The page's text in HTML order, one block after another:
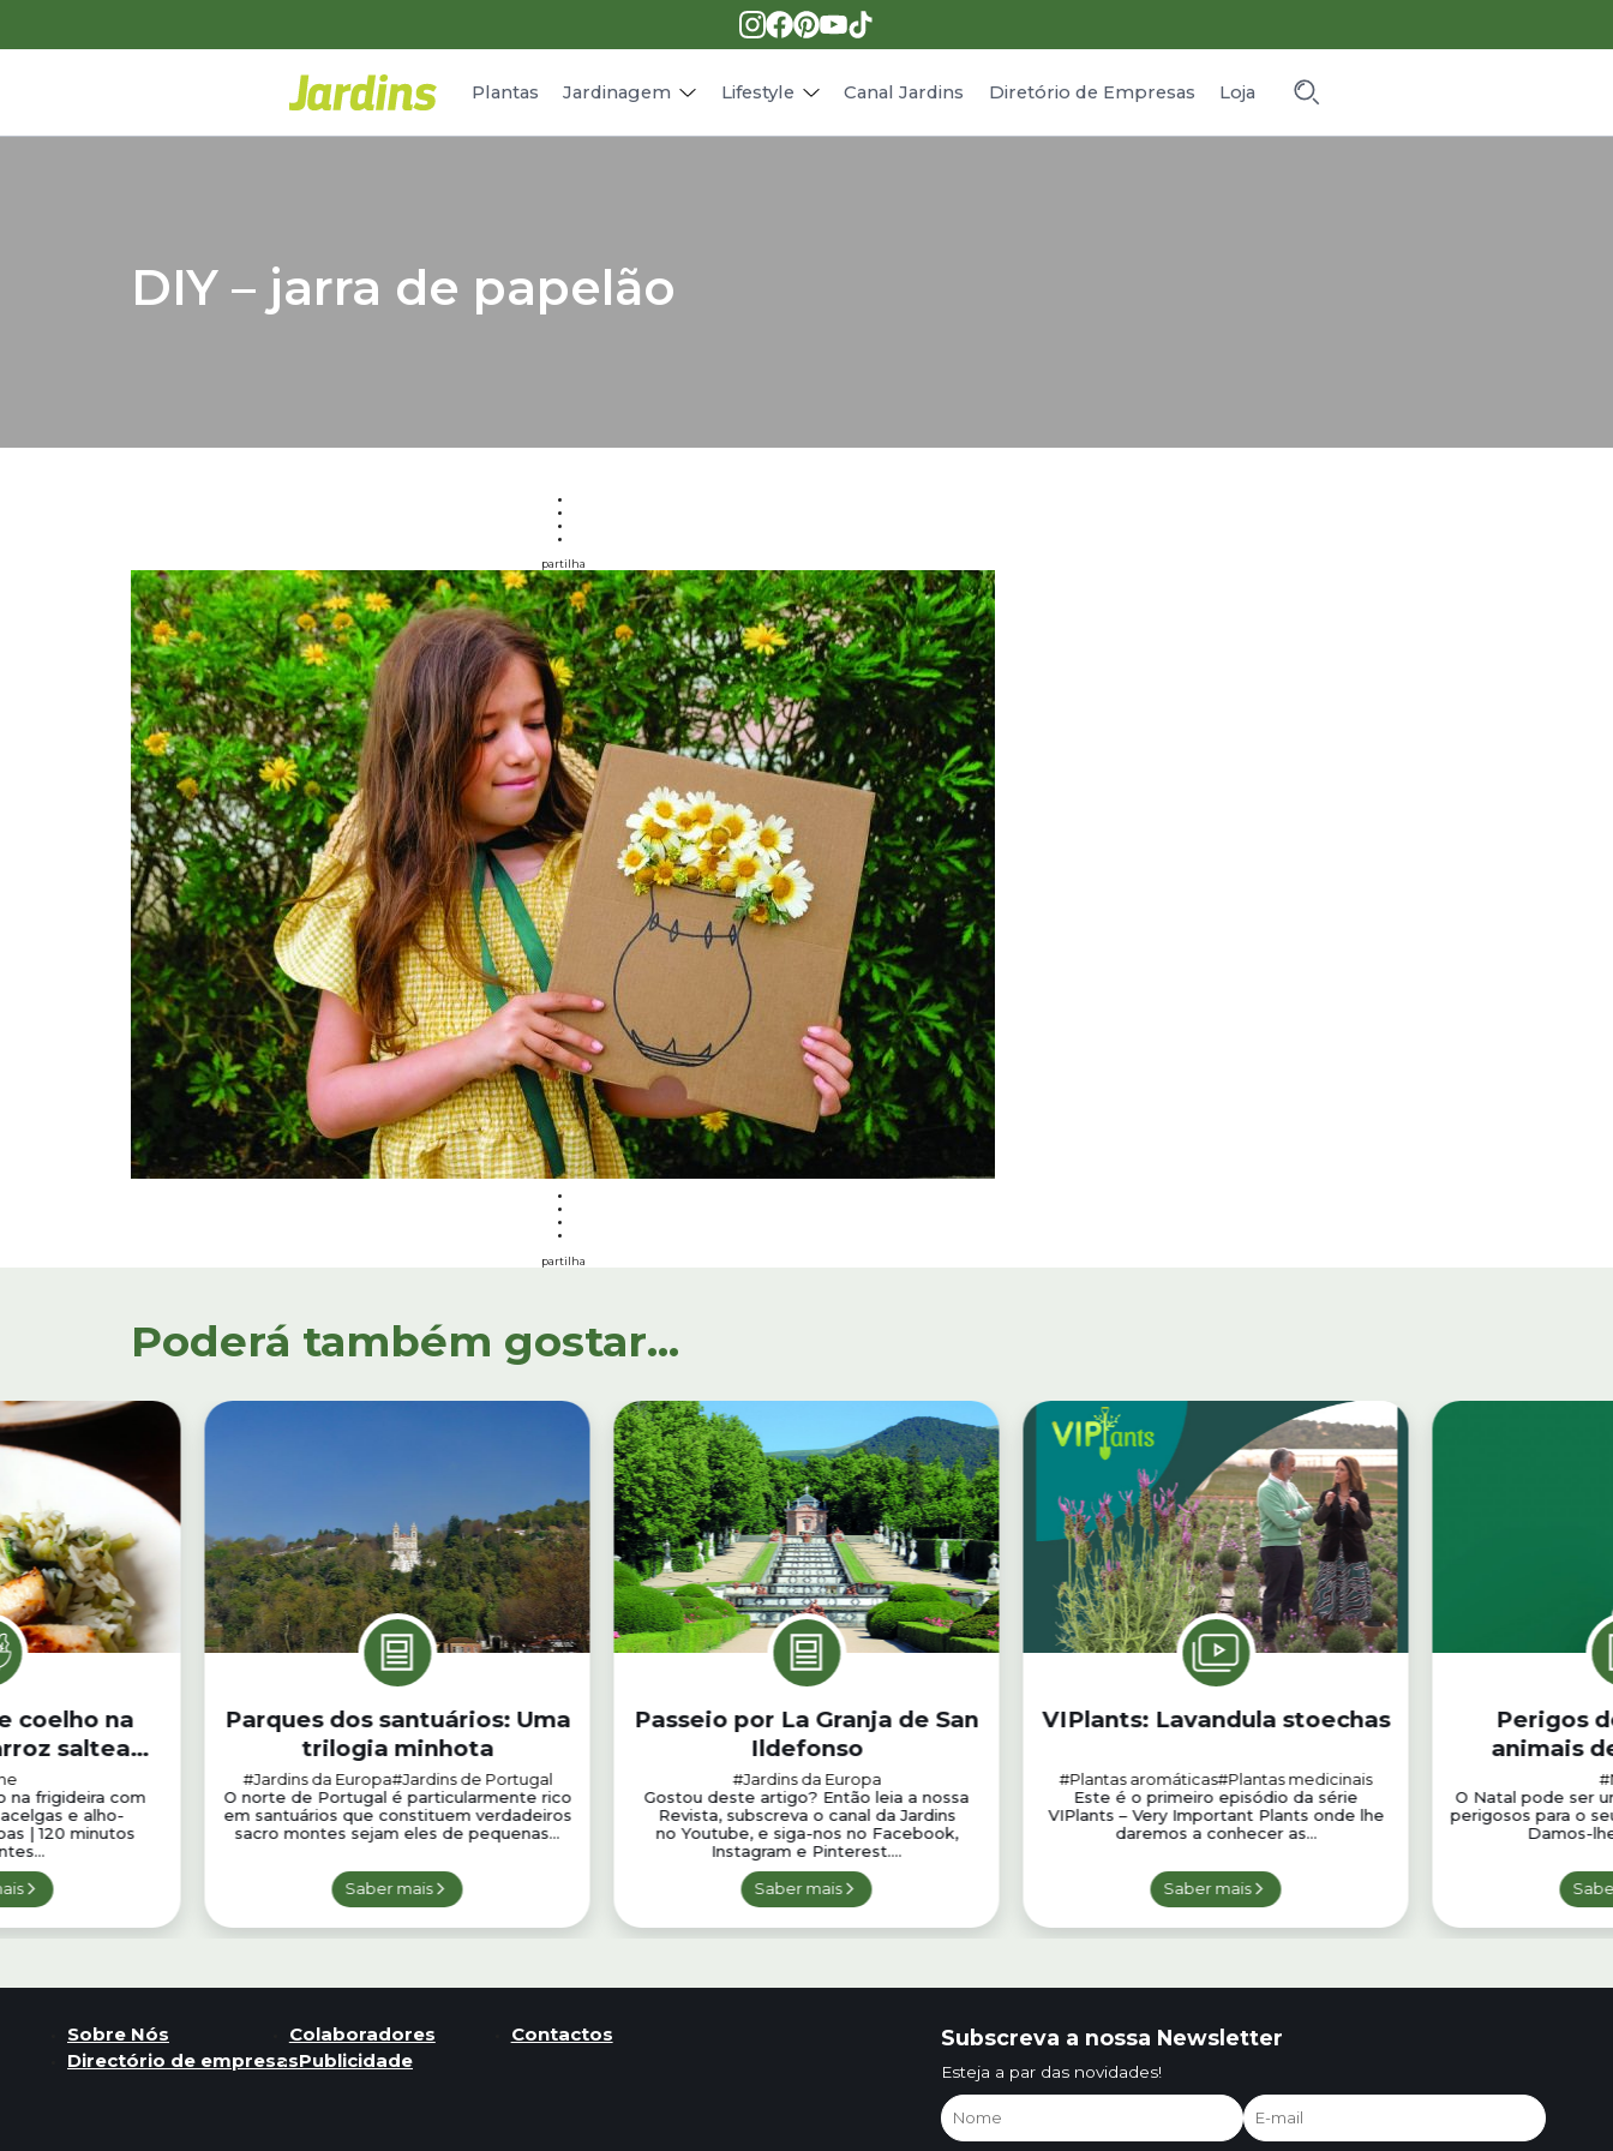
Plantas Jardinagem Lifestyle
Receitas
Canal Jardins Diretório de Empresas Loja
DIY – jarra de papelão
partilha
partilha
Poderá também gostar...
coelho na
salteado
francês
na frigideira com
e alho-
| 120 minutos
Parques dos santuários: Uma
trilogia minhota
#Jardins da Europa#Jardins de Portugal
O norte de Portugal é particularmente rico
em santuários que constituem verdadeiros
sacro montes sejam eles de pequenas...
Saber mais
Passeio por La Granja de San
Ildefonso
#Jardins da Europa
Gostou deste artigo? Então leia a nossa
Revista, subscreva o canal da Jardins
no Youtube, e siga-nos no Facebook,
Instagram e Pinterest....
Saber mais
VIPlants: Lavandula stoechas
#Plantas aromáticas#Plantas medicinais
Este é o primeiro episódio da série
VIPlants – Very Important Plants onde lhe
daremos a conhecer as...
Saber mais
Perigos
animais
O Natal pode ser
perigosos para o
Damos-
Sobre Nós Colaboradores
Contactos
Directório de empresasPublicidade
Subscreva a nossa Newsletter
Esteja a par das novidades!